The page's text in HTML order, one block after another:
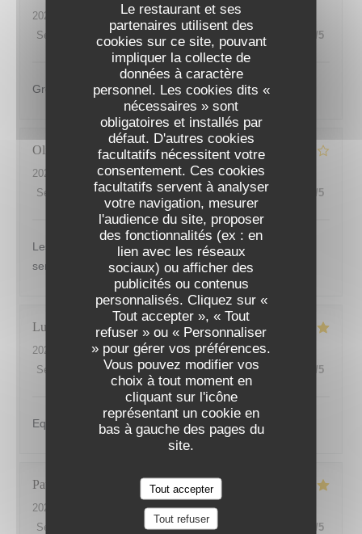
Le restaurant et ses
partenaires utilisent des
cookies sur ce site, pouvant
impliquer la collecte de
données à caractère
personnel. Les cookies dits «
nécessaires » sont
obligatoires et installés par
défaut. D'autres cookies
facultatifs nécessitent votre
consentement. Ces cookies
facultatifs servent à analyser
votre navigation, mesurer
l'audience du site, proposer
des fonctionnalités (ex : en
lien avec les réseaux
sociaux) ou afficher des
publicités ou contenus
personnalisés. Cliquez sur «
Tout accepter », « Tout
refuser » ou « Personnaliser
» pour gérer vos préférences.
Vous pouvez modifier vos
choix à tout moment en
cliquant sur l'icône
représentant un cookie en
bas à gauche des pages du
site.
Tout accepter
Tout refuser
2026-08-04
- 19:00 - Couverts 2
Service
Ambiance Cuisine Qualité / Prix /5
Great waiter
Olivier
2026-08-02
- 13:45 - Couverts 3
Service
/5 Ambiance: 4/5 Cuisine: 5/5 Qualité / Prix /5
Les plats sont très bien présentés et excellents. Le
service du midi n est pas à l image de l établissement...
Lucita
2026-07-30
- 12:30 - Couverts 3
Service
Ambiance: 5/5 Cuisine: 5/5 Qualité / Prix /5
Equipe au petits soins, cuisine délicieuse.
Patrick
2026-07-26
- 19:00 - Couverts 4
Service
Ambiance: 5/5 Cuisine: /5
LES SAISONS